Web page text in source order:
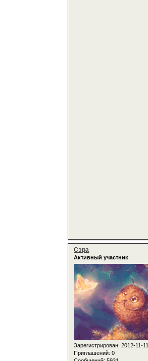
Сэра
Активный участник
Зарегистрирован: 2012-11-11
Приглашений: 0